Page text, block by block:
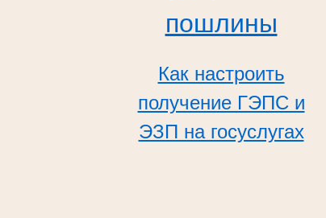
пошлины
Как настроить
получение ГЭПС и
ЭЗП на госуслугах